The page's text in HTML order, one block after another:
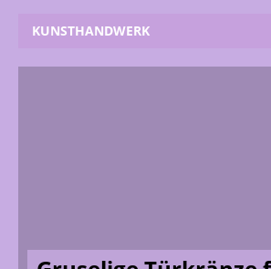
KUNSTHANDWERK